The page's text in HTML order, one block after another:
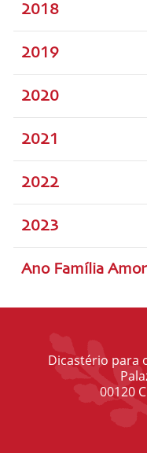
2018
2019
2020
2021
2022
2023
Ano Família
Dicastério para
00120